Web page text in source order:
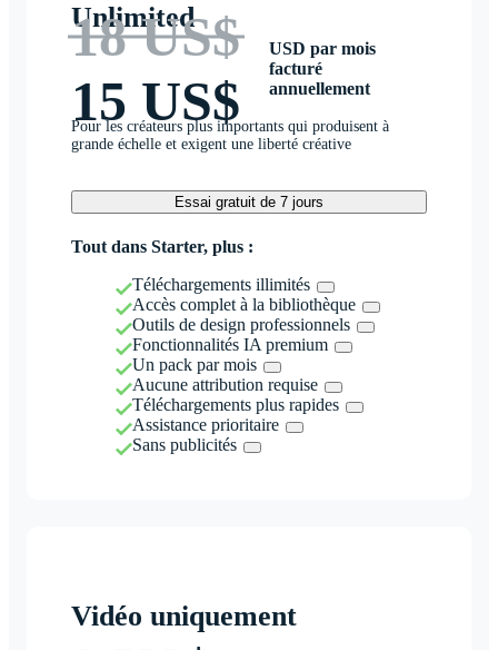
Unlimited
18 US$
15 US$
USD par mois
facturé
annuellement
Pour les créateurs plus importants qui produisent à
grande échelle et exigent une liberté créative
Essai gratuit de 7 jours
Tout dans Starter, plus :
Téléchargements illimités
Accès complet à la bibliothèque
Outils de design professionnels
Fonctionnalités IA premium
Un pack par mois
Aucune attribution requise
Téléchargements plus rapides
Assistance prioritaire
Sans publicités
Vidéo uniquement